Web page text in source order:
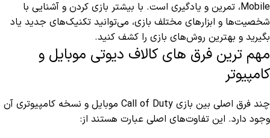
Mobile، تمرین و یادگیری است. با بیشتر بازی کردن و آشنایی با
شخصیت‌ها و ابزارهای مختلف بازی، می‌توانید تکنیک‌های جدید یاد
بگیرید و بهترین روش‌های بازی را کشف کنید.
مهم ترین فرق های کالاف دیوتی موبایل و
کامپیوتر
چند فرق اصلی بین بازی Call of Duty موبایل و نسخه کامپیوتری آن
وجود دارد. این تفاوت‌های اصلی عبارت هستند از: